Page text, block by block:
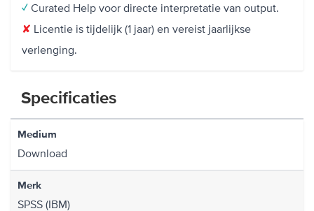
✓ Curated Help voor directe interpretatie van output.
✘ Licentie is tijdelijk (1 jaar) en vereist jaarlijkse
verlenging.
Specificaties
Medium
Download
Merk
SPSS (IBM)